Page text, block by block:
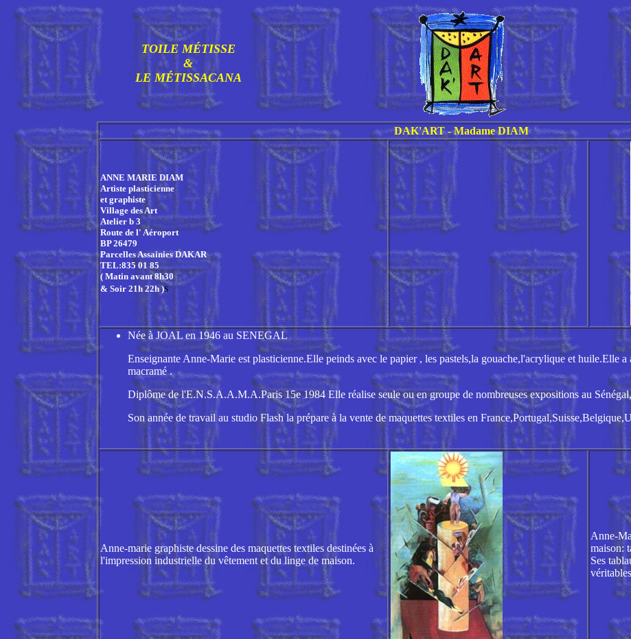
TOILE MÉTISSE
&
LE MÉTISSACANA
DAK'ART - Madame DIAM
ANNE MARIE DIAM
Artiste plasticienne
et graphiste
Village des Art
Atelier b 3
Route de l' Aéroport
BP 26479
Parcelles Assainies DAKAR
TEL:835 01 85
( Matin avant 8h30
& Soir 21h 22h )s
Née à JOAL en 1946 au SENEGAL
Enseignante Anne-Marie est plasticienne.Elle peinds avec le papier , les pastels,la gouache,l'acrylique et huile.Elle a
macramé .
Diplôme de l'E.N.S.A.A.M.A.Paris 15e 1984 Elle réalise seule ou en groupe de nombreuses expositions au
Son année de travail au studio Flash la prépare à la vente de maquettes textiles en
Anne-marie graphiste dessine des maquettes textiles destinées à
l'impression industrielle du vêtement et du linge de maison.
Anne-
maison:
Ses